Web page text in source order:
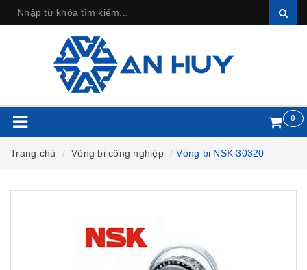
0
Trang chủ Vòng bi công nghiệp Vòng bi NSK 30320